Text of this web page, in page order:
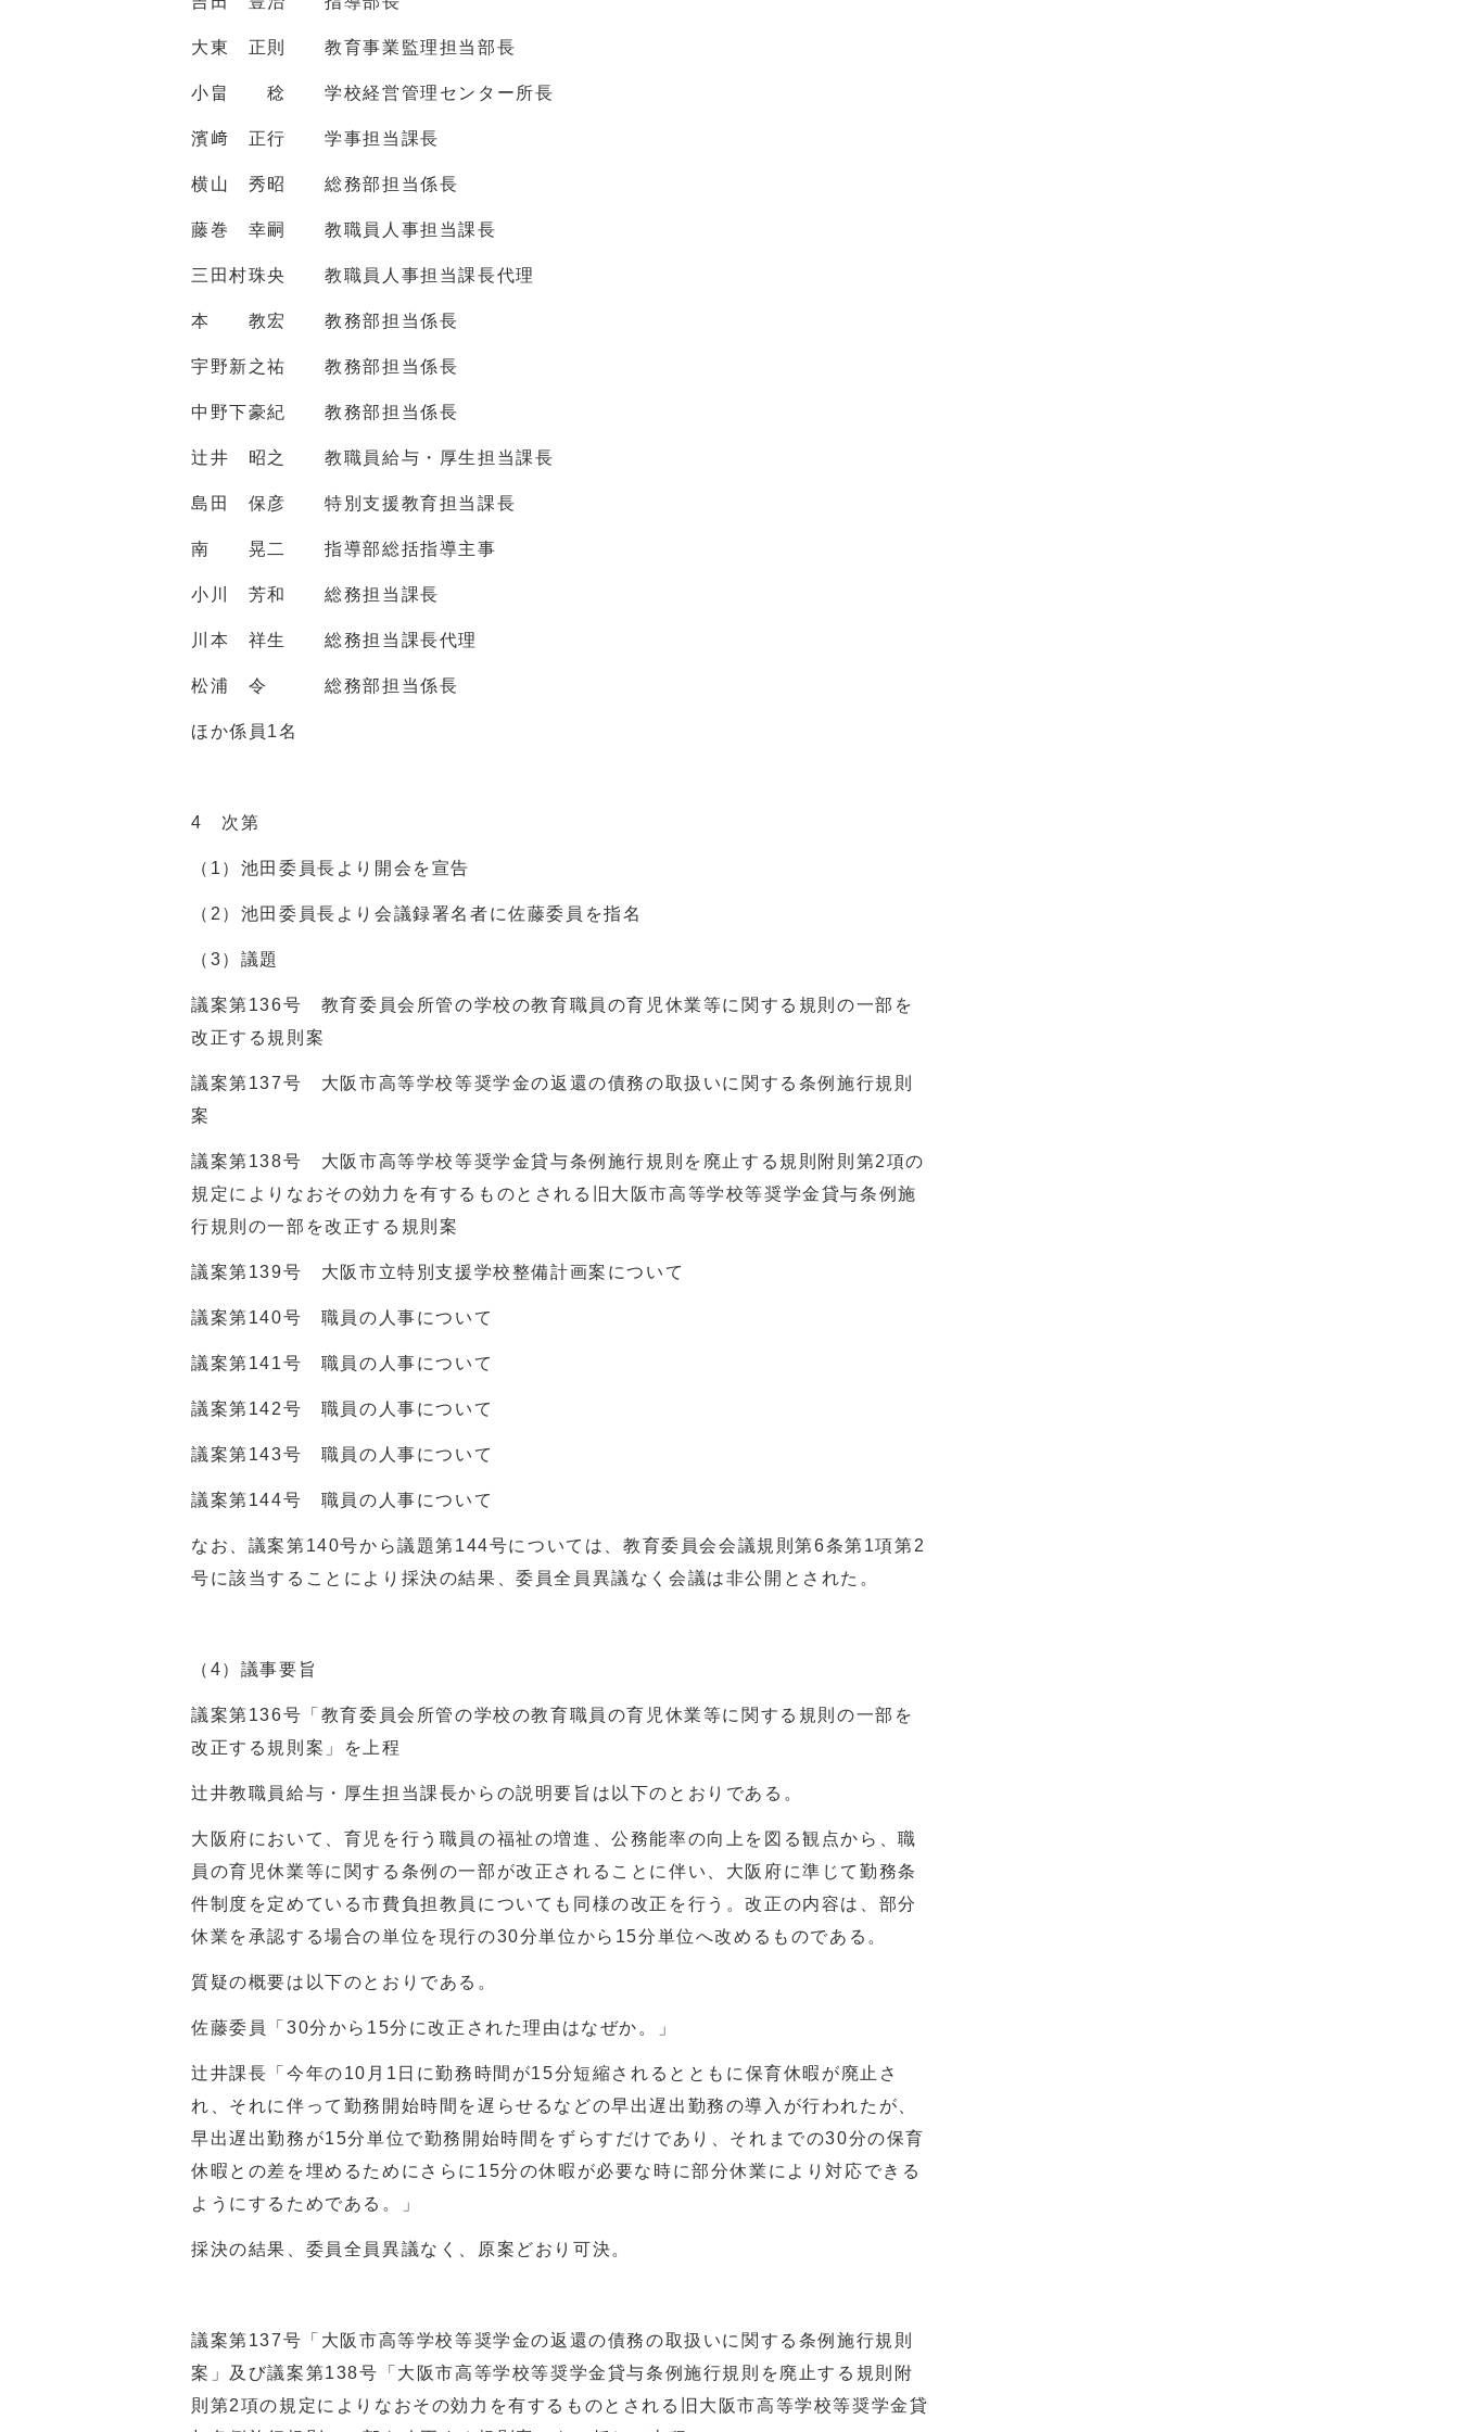
大東 正則 教育事業監理担当部長
小畠 稔 学校経営管理センター所長
濱﨑 正行 学事担当課長
横山 秀昭 総務部担当係長
藤巻 幸嗣 教職員人事担当課長
三田村珠央 教職員人事担当課長代理
本 教宏 教務部担当係長
宇野新之祐 教務部担当係長
中野下豪紀 教務部担当係長
辻井 昭之 教職員給与・厚生担当課長
島田 保彦 特別支援教育担当課長
南 晃二 指導部総括指導主事
小川 芳和 総務担当課長
川本 祥生 総務担当課長代理
松浦 令 総務部担当係長
ほか係員1名
4 次第
（1）池田委員長より開会を宣告
（2）池田委員長より会議録署名者に佐藤委員を指名
（3）議題
議案第136号 教育委員会所管の学校の教育職員の育児休業等に関する規則の一部を
改正する規則案
議案第137号 大阪市高等学校等奨学金の返還の債務の取扱いに関する条例施行規則
案
議案第138号 大阪市高等学校等奨学金貸与条例施行規則を廃止する規則附則第2項の
規定によりなおその効力を有するものとされる旧大阪市高等学校等奨学金貸与条例施
行規則の一部を改正する規則案
議案第139号 大阪市立特別支援学校整備計画案について
議案第140号 職員の人事について
議案第141号 職員の人事について
議案第142号 職員の人事について
議案第143号 職員の人事について
議案第144号 職員の人事について
なお、議案第140号から議題第144号については、教育委員会会議規則第6条第1項第2
号に該当することにより採決の結果、委員全員異議なく会議は非公開とされた。
（4）議事要旨
議案第136号「教育委員会所管の学校の教育職員の育児休業等に関する規則の一部を
改正する規則案」を上程
辻井教職員給与・厚生担当課長からの説明要旨は以下のとおりである。
大阪府において、育児を行う職員の福祉の増進、公務能率の向上を図る観点から、職
員の育児休業等に関する条例の一部が改正されることに伴い、大阪府に準じて勤務条
件制度を定めている市費負担教員についても同様の改正を行う。改正の内容は、部分
休業を承認する場合の単位を現行の30分単位から15分単位へ改めるものである。
質疑の概要は以下のとおりである。
佐藤委員「30分から15分に改正された理由はなぜか。」
辻井課長「今年の10月1日に勤務時間が15分短縮されるとともに保育休暇が廃止さ
れ、それに伴って勤務開始時間を遅らせるなどの早出遅出勤務の導入が行われたが、
早出遅出勤務が15分単位で勤務開始時間をずらすだけであり、それまでの30分の保育
休暇との差を埋めるためにさらに15分の休暇が必要な時に部分休業により対応できる
ようにするためである。」
採決の結果、委員全員異議なく、原案どおり可決。
議案第137号「大阪市高等学校等奨学金の返還の債務の取扱いに関する条例施行規則
案」及び議案第138号「大阪市高等学校等奨学金貸与条例施行規則を廃止する規則附
則第2項の規定によりなおその効力を有するものとされる旧大阪市高等学校等奨学金貸